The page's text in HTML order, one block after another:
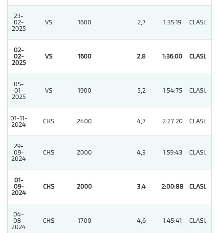
23-
02-
2025
VS 1600 2,7 1:35:19 CLASI.
02-
02-
2025
VS 1600 2,8 1:36:00 CLASI.
05-
01-
2025
VS 1900 5,2 1:54:75 CLASI.
01-11-
2024
CHS 2400 4,7 2:27:20 CLASI.
29-
09-
2024
CHS 2000 4,3 1:59:43 CLASI.
01-
09-
2024
CHS 2000 3,4 2:00:88 CLASI.
04-
08-
2024
CHS 1700 4,6 1:45:41 CLASI.